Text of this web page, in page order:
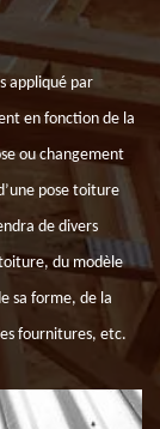
appliqué par
en fonction de la
ou changement
pose toiture
de divers
du modèle
sa forme, de la
fournitures, etc.